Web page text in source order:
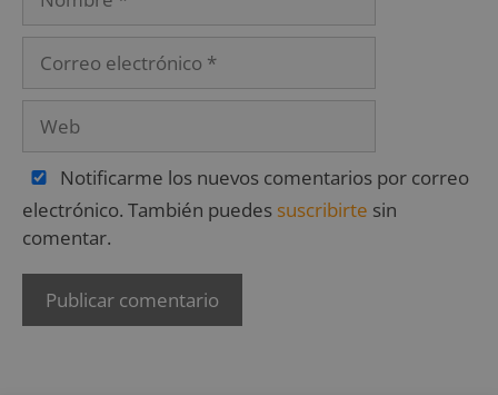
Notificarme los nuevos comentarios por correo
electrónico. También puedes suscribirte sin
comentar.